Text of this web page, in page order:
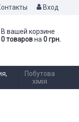
Вход
В вашей корзине
0 товаровна 0 грн.
Побутова
хімія